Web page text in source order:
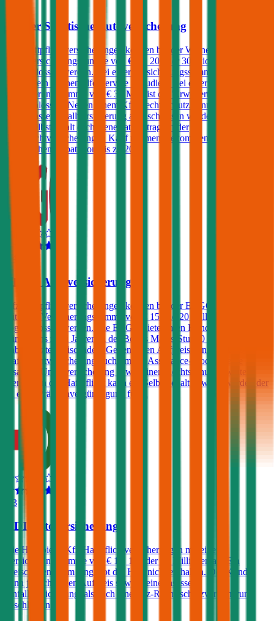
Wiener Städtische Autoversicherung
Kfz-Haftpflichtversicherungen können bei der Wiener Städtische mit
einer Versicherungssumme von € 10, 20 oder 30 Mio.
abgeschlossen werden. Bei einer Versicherungssumme von € 20
Mio. ist ein Pannenhilfe-Service inkludiert. Bei einer
Versicherungssumme von € 30 Mio. ist die 'Erweiterte Pannenhilfe'
eingeschlossen. Neben einem Kfz-Rechtsschutz kann ebenfalls eine
Kfz-Insassenunfallversicherung abgeschlossen werden. Kunden, die
einen Selbstbehalt (Schadenersatzbeitrag) in der
Haftpflichtversicherung in Kauf nehmen, bekommen einen
zusätzlichen Rabatt von bis zu 20%.
ERGO Autoversicherung
Kfz-Haftpflichtversicherungen können bei der ERGO Versicherung
mit einer Versicherungssumme von € 15 und 20 Millionen
abgeschlossen werden. Die ERGO bietet ihren Kunden, die sich seit
mindestens zwei Jahren in der Bonus Malus-Stufe 0 befinden,
unbegrenzte Freischäden. Gegen einen Aufpreis kann die Kfz-
Haftpflichtversicherung auch um ein Assistance-Produkt, eine
Insassen-Unfallversicherung sowie einen Rechtsschutz erweitert
werden. In der Haftpflicht kann ein Selbstbehalt gewählt werden der
zu einer Prämienvergünstigung führt.
4,3
HDI Autoversicherung
Die HDI bietet Kfz-Haftpflichtversicherungen mit einer
Versicherungssumme von € 10, 15 oder 20 Millionen an. Ein
Freischaden ist im Angebot der HDI nicht enthalten. Der Kunde
kann jedoch gegen Aufpreis sowohl eine Insassen-
Unfallversicherung, als auch eine Kfz-Rechtsschutzversicherung
abschließen.